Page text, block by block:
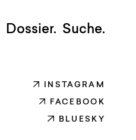
INSTAGRAM
FACEBOOK
BLUESKY
Dossier. Suche.